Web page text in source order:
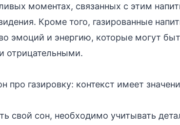
моментах, связанных с этим
Кроме того, газированные
эмоций и энергию, которые могут
отрицательными.
про газировку: контекст имеет
свой сон, необходимо учитывать